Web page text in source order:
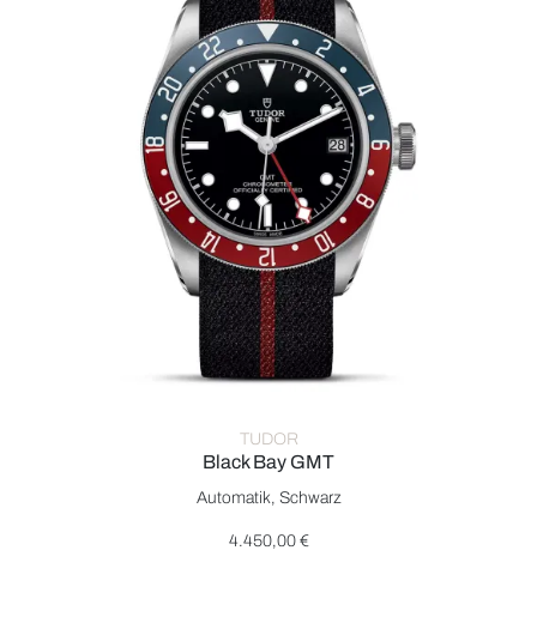
TUDOR
Black Bay GMT
TUDOR Black Bay GMT, Ref: M79830RB-0003, Preis:
Automatik, Schwarz
4.450,00 €